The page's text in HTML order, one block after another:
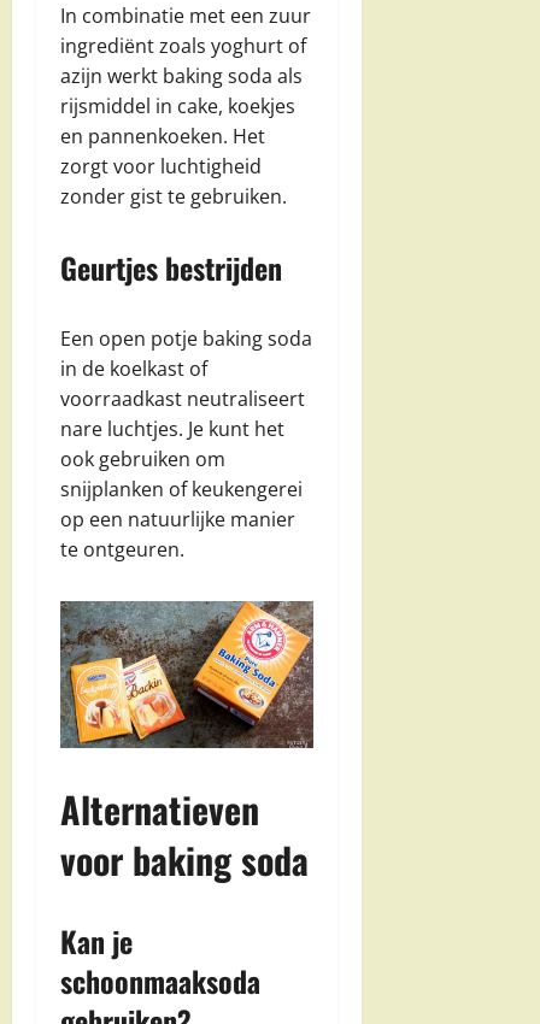
In combinatie met een zuur
ingrediënt zoals yoghurt of
azijn werkt baking soda als
rijsmiddel in cake, koekjes
en pannenkoeken. Het
zorgt voor luchtigheid
zonder gist te gebruiken.
Geurtjes bestrijden
Een open potje baking soda
in de koelkast of
voorraadkast neutraliseert
nare luchtjes. Je kunt het
ook gebruiken om
snijplanken of keukengerei
op een natuurlijke manier
te ontgeuren.
Alternatieven
voor baking soda
Kan je
schoonmaaksoda